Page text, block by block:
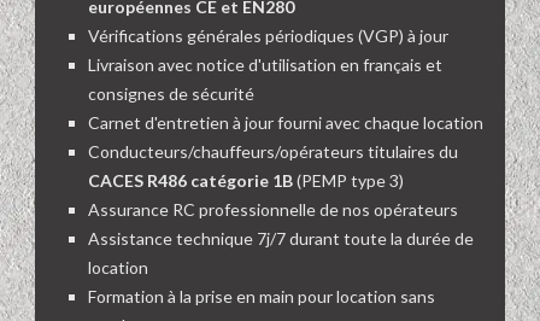
européennes CE et EN280
Vérifications générales périodiques (VGP) à jour
Livraison avec notice d'utilisation en français et
consignes de sécurité
Carnet d'entretien à jour fourni avec chaque location
Conducteurs/chauffeurs/opérateurs titulaires du
CACES R486 catégorie 1B(PEMP type 3)
Assurance RC professionnelle de nos opérateurs
Assistance technique 7j/7 durant toute la durée de
location
Formation à la prise en main pour location sans